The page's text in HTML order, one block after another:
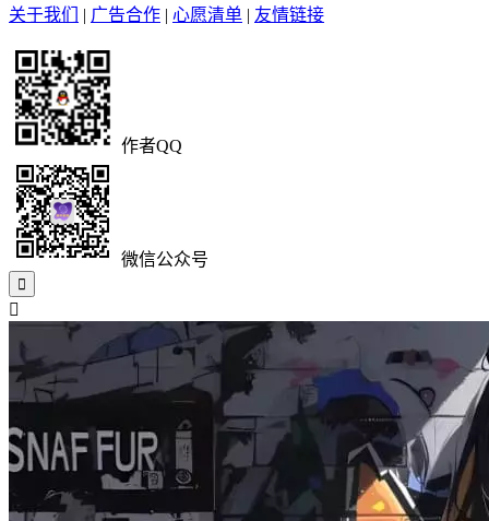
关于我们
| 广告合作 | 心愿清单 | 友情链接
作者QQ
微信公众号